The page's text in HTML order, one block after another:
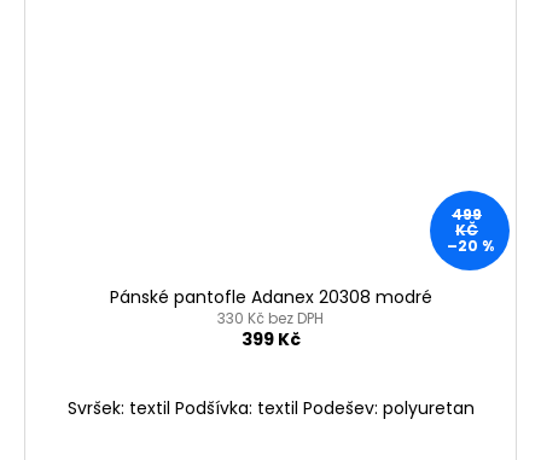
499
KČ
–20 %
Pánské pantofle Adanex 20308 modré
330 Kč bez DPH
399 Kč
Svršek: textil Podšívka: textil Podešev: polyuretan